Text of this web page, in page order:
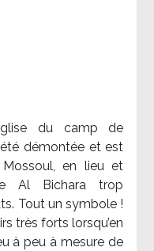
du camp de
été démontée et est
en lieu et
Al Bichara trop
Tout un symbole !
très forts lorsqu’en
à peu à mesure de